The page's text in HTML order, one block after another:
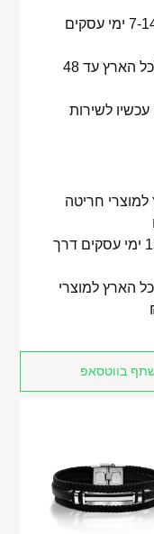
משלוח בדואר רשום לכל הארץ עד 7-14 ימי עסקים
משלוח אקספרס – שליח עד הבית לכל הארץ עד 48
לשירות
חריטה
משלוח בדואר רשום לכל הארץ עד 15 ימי עסקים דרך
הארץ למוצרי
בווטסאפ